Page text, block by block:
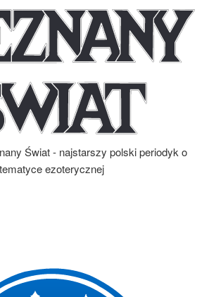
Świat - najstarszy polski periodyk o
tematyce ezoterycznej